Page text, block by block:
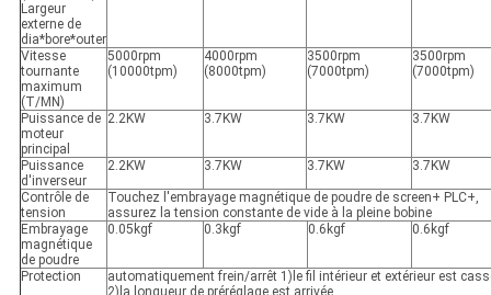
Largeur
externe de
dia*bore*outer
Vitesse
tournante
maximum
(T/MN)
5000rpm
(10000tpm)
4000rpm
(8000tpm)
3500rpm
(7000tpm)
3500rpm
(7000tpm)
Puissance de
moteur
principal
2.2KW 3.7KW 3.7KW 3.7KW
Puissance
d'inverseur
2.2KW 3.7KW 3.7KW 3.7KW
Contrôle de
tension
Touchez l'embrayage magnétique de poudre de screen+ PLC+,
assurez la tension constante de vide à la pleine bobine
Embrayage
magnétique
de poudre
0.05kgf 0.3kgf 0.6kgf 0.6kgf
Protection
automatiquement frein/arrêt 1)le fil intérieur et extérieur est